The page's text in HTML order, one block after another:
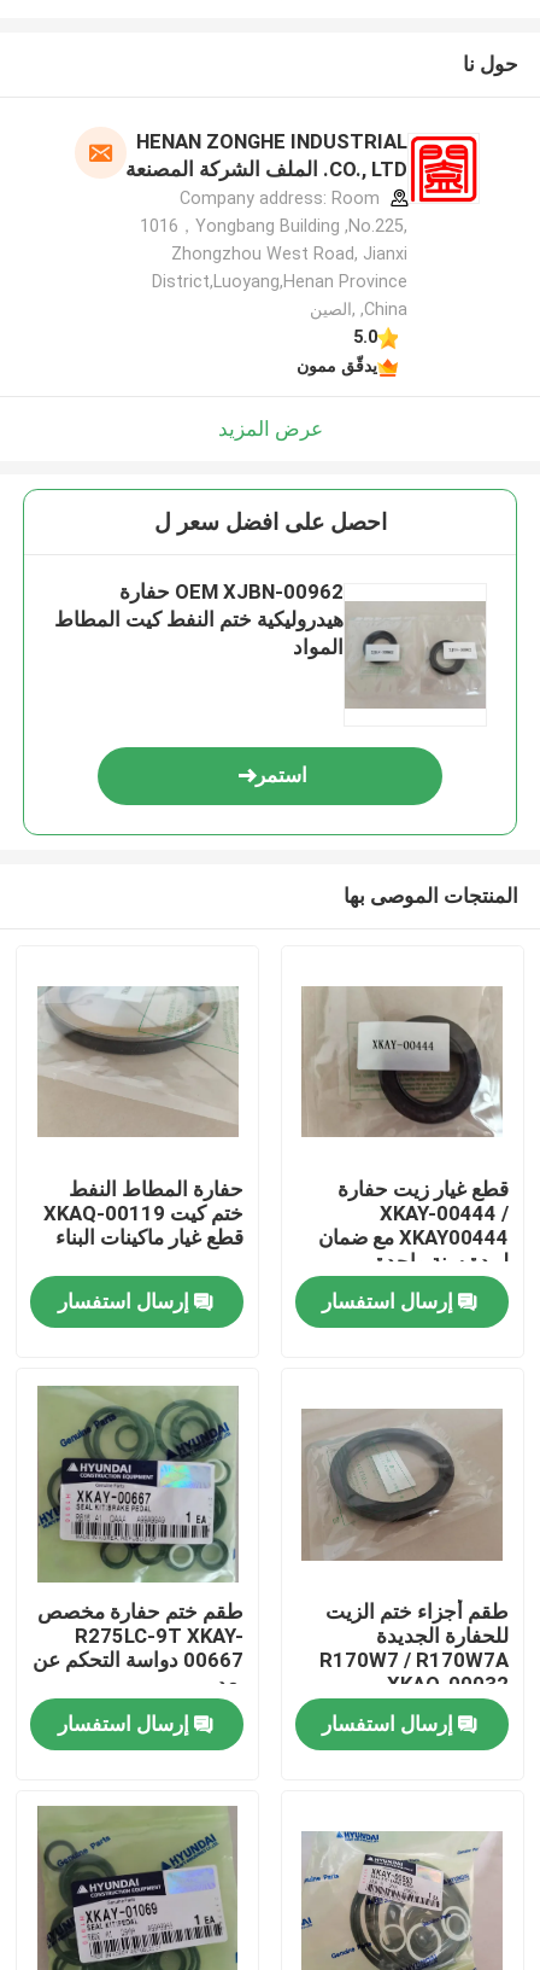
منزل
أشرطة فيديو
معلومات عنا
رقابة جودة
اتصل بنا
اطلب اقتباس
قطع غيار حفارة
حول نا
HENAN ZONGHE INDUSTRIAL
CO., LTD. الملف الشركة المصنعة
Company address: Room
1016，Yongbang Building ,No.225,
Zhongzhou West Road, Jianxi
District,Luoyang,Henan Province
,China ,الصين
5.0
يدقّق ممون
عرض المزيد
احصل على افضل سعر ل
OEM XJBN-00962 حفارة
هيدروليكية ختم النفط كيت المطاط
المواد
استمر
المنتجات الموصى بها
قطع غيار زيت حفارة
XKAY-00444 /
XKAY00444 مع ضمان
لمدة سنة واحدة
إرسال استفسار
حفارة المطاط النفط
ختم كيت XKAQ-00119
قطع غيار ماكينات البناء
إرسال استفسار
طقم أجزاء ختم الزيت
للحفارة الجديدة
R170W7 / R170W7A
XKAQ-00032
إرسال استفسار
طقم ختم حفارة مخصص
R275LC-9T XKAY-
00667 دواسة التحكم عن
بعد
إرسال استفسار